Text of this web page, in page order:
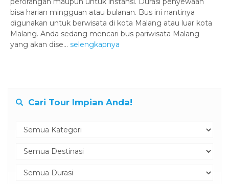
bisa harian mingguan atau bulanan. Bus ini nantinya
digunakan untuk berwisata di kota Malang atau luar kota
Malang. Anda sedang mencari bus pariwisata Malang
yang akan dise... selengkapnya
Cari Tour Impian Anda!